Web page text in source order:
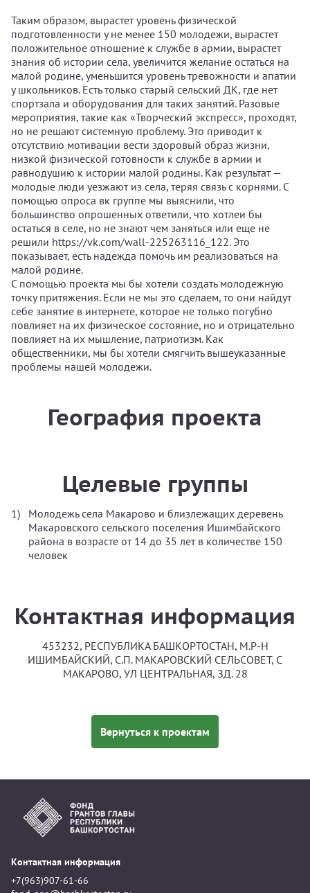
Таким образом, вырастет уровень физической
подготовленности у не менее 150 молодежи, вырастет
положительное отношение к службе в армии, вырастет
знания об истории села, увеличится желание остаться на
малой родине, уменьшится уровень тревожности и апатии
у школьников. Есть только старый сельский ДК, где нет
спортзала и оборудования для таких занятий. Разовые
мероприятия, такие как «Творческий экспресс», проходят,
но не решают системную проблему. Это приводит к
отсутствию мотивации вести здоровый образ жизни,
низкой физической готовности к службе в армии и
равнодушию к истории малой родины. Как результат —
молодые люди уезжают из села, теряя связь с корнями. С
помощью опроса вк группе мы выяснили, что
большинство опрошенных ответили, что хотлеи бы
остаться в селе, но не знают чем заняться или еще не
решили https://vk.com/wall-225263116_122. Это
показывает, есть надежда помочь им реализоваться на
малой родине.
С помощью проекта мы бы хотели создать молодежную
точку притяжения. Если не мы это сделаем, то они найдут
себе занятие в интернете, которое не только погубно
повлияет на их физическое состояние, но и отрицательно
повлияет на их мышление, патриотизм. Как
общественники, мы бы хотели смягчить вышеуказанные
проблемы нашей молодежи.
География проекта
Целевые группы
Молодежь села Макарово и близлежащих деревень
Макаровского сельского поселения Ишимбайского
района в возрасте от 14 до 35 лет в количестве 150
человек
Контактная информация
453232, РЕСПУБЛИКА БАШКОРТОСТАН, М.Р-Н
ИШИМБАЙСКИЙ, С.П. МАКАРОВСКИЙ СЕЛЬСОВЕТ, С
МАКАРОВО, УЛ ЦЕНТРАЛЬНАЯ, ЗД. 28
Вернуться к проектам
Контактная информация
+7(963)907-61-66